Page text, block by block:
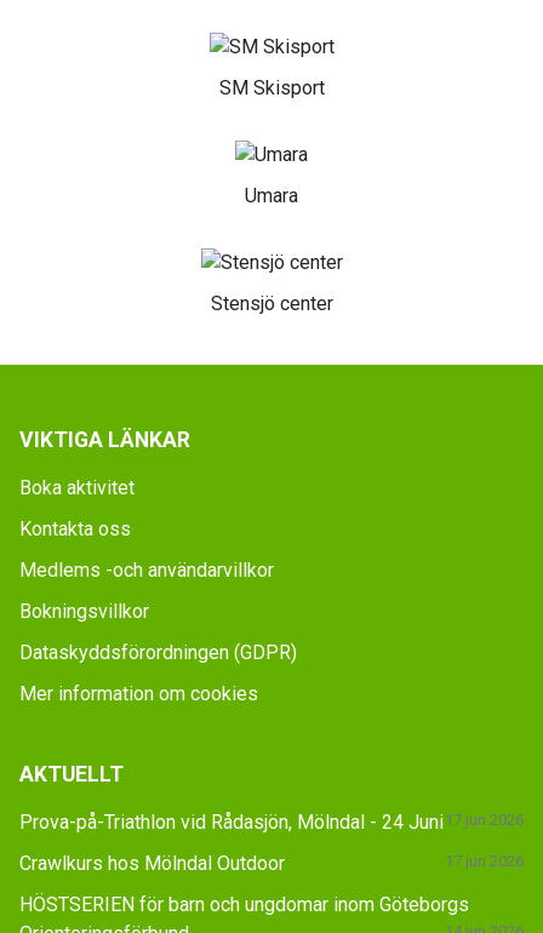
SM Skisport
Umara
Stensjö center
VIKTIGA LÄNKAR
Boka aktivitet
Kontakta oss
Medlems -och användarvillkor
Bokningsvillkor
Dataskyddsförordningen (GDPR)
Mer information om cookies
AKTUELLT
Prova-på-Triathlon vid Rådasjön, Mölndal - 24 Juni17 jun 2026
Crawlkurs hos Mölndal Outdoor 17 jun 2026
HÖSTSERIEN för barn och ungdomar inom Göteborgs